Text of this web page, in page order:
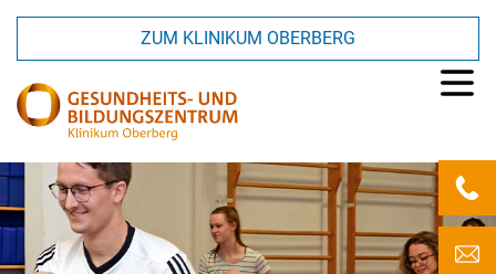
ZUM KLINIKUM OBERBERG